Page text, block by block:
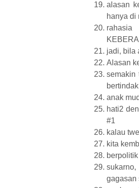
alasan
hanya di
rahasia
jadi, bila
Alasan
semakin
anak
hati2
#1
kalau
kita
gagasan